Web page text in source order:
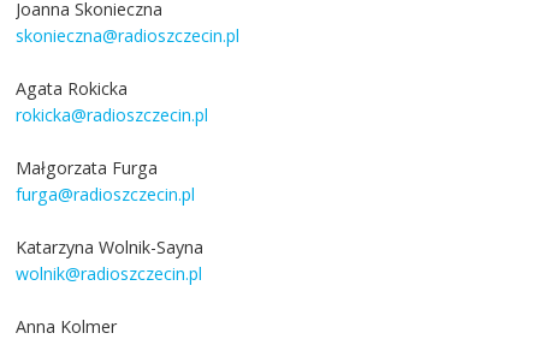
Joanna Skonieczna
skonieczna@radioszczecin.pl
Agata Rokicka
rokicka@radioszczecin.pl
Małgorzata Furga
furga@radioszczecin.pl
Katarzyna Wolnik-Sayna
wolnik@radioszczecin.pl
Anna Kolmer